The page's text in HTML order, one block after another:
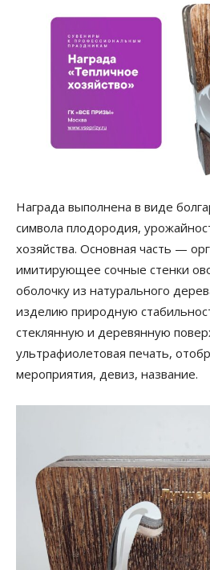
Награда выполнена в виде
символа плодородия,
хозяйства. Основная часть —
имитирующее сочные стенки
оболочку из натурального
изделию природную
стеклянную и деревянную
ультрафиолетовая печать,
мероприятия, девиз, название.